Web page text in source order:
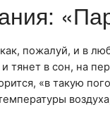
пожалуй, и в
в сон, на
«в такую